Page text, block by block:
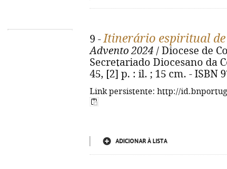
9 -Itinerário espiritual de
Advento 2024 / Diocese de
Secretariado Diocesano da
45, [2] p. : il. ; 15 cm. - ISBN
Link persistente: http://
ADICIONAR À LISTA